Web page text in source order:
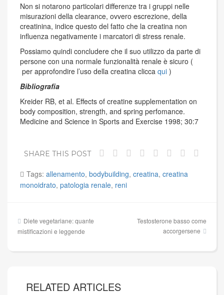
Non si notarono particolari differenze tra i gruppi nelle
misurazioni della clearance, ovvero escrezione, della
creatinina, indice questo del fatto che la creatina non
influenza negativamente i marcatori di stress renale.
Possiamo quindi concludere che il suo utilizzo da parte di
persone con una normale funzionalità renale è sicuro (
per approfondire l’uso della creatina clicca qui )
Bibliografia
Kreider RB, et al. Effects of creatine supplementation on
body composition, strength, and spring perfomance.
Medicine and Science in Sports and Exercise 1998; 30:7
SHARE THIS POST
Tags: allenamento, bodybuilding, creatina, creatina
monoidrato, patologia renale, reni
Navigazione
articoli
Diete vegetariane: quante
mistificazioni e leggende
Testosterone basso come
accorgersene
RELATED ARTICLES